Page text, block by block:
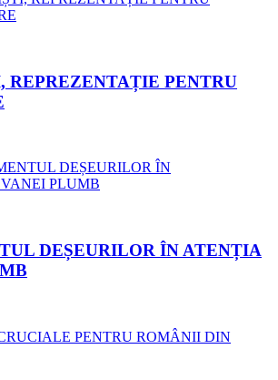
REPREZENTAȚIE PENTRU
DEȘEURILOR ÎN ATENȚIA